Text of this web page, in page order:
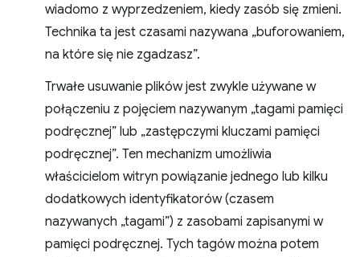
wiadomo z wyprzedzeniem, kiedy zasób się zmieni.
Technika ta jest czasami nazywana „buforowaniem,
na które się nie zgadzasz”.
Trwałe usuwanie plików jest zwykle używane w
połączeniu z pojęciem nazywanym „tagami pamięci
podręcznej” lub „zastępczymi kluczami pamięci
podręcznej”. Ten mechanizm umożliwia
właścicielom witryn powiązanie jednego lub kilku
dodatkowych identyfikatorów (czasem
nazywanych „tagami”) z zasobami zapisanymi w
pamięci podręcznej. Tych tagów można potem